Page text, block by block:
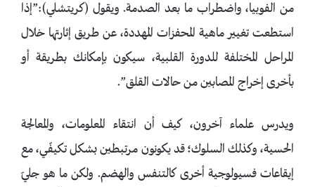
من الفوبيا، واضطراب ما بعد الصدمة. ويقول (كريتشلي):”إذا
استطعت تغيير ماهية المحفزات المهددة، عن طريق إثارتها خلال
المراحل المختلفة للدورة القلبية، سيكون بإمكانك بطريقة أو
بأخرى إخراج المصابين من حالات القلق”.
ويدرس علماء آخرون، كيف أن انتقاء المعلومات، والمعالجة
الحسية، وكذلك السلوك؛ قد يكونون مرتبطين بشكل تكيفّي، مع
إيقاعات فسيولوجية أخرى كالتنفس والهضم. ولكن ما هو جليّ